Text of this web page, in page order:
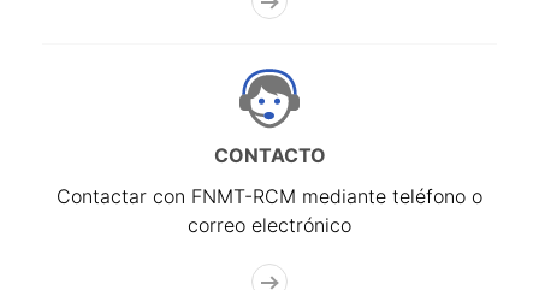
CONTACTO
Contactar con FNMT-RCM mediante teléfono o
correo electrónico